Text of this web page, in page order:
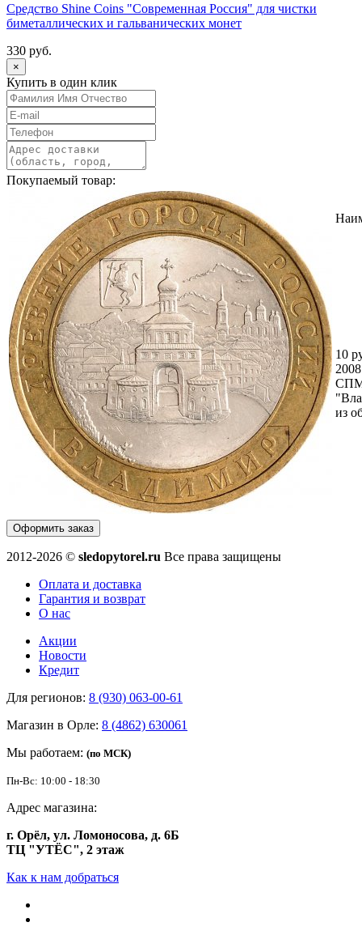
Средство Shine Coins "Современная Россия" для чистки
биметаллических и гальванических монет
330 руб.
×
Купить в один клик
Покупаемый товар:
10
из
Оформить заказ
2012-2026 © sledopytorel.ru Все права защищены
Оплата и доставка
Гарантия и возврат
О нас
Акции
Новости
Кредит
Для регионов: 8 (930) 063-00-61
Магазин в Орле: 8 (4862) 630061
Мы работаем: (по МСК)
Пн-Вс: 10:00 - 18:30
Адрес магазина:
г. Орёл, ул. Ломоносова, д. 6Б
ТЦ "УТЁС", 2 этаж
Как к нам добраться